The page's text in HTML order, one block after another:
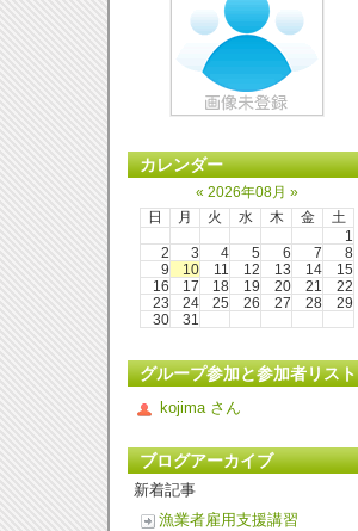
カレンダー
« 2026年08月 »
日
月 火 水 木 金
土
1
2
3 4 5 6 7
8
9
10 11 12 13 14
15
16
17 18 19 20 21
22
23
24 25 26 27 28
29
30
31
グループ参加と参加者リスト
kojima さん
ブログアーカイブ
新着記事
漁業者雇用支援講習